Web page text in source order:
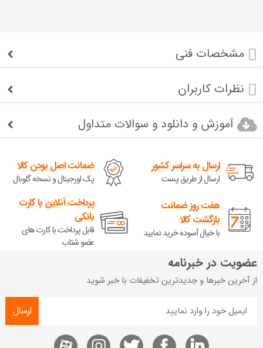
مشخصات فنی
نظرات کاربران
آموزش و دانلود و سوالات متداول
ارسال به سراسر کشور
ارسال از طریق پست
ضمانت اصل بودن کالا
پک اورجینال و نسخه گلوبال
هفت روز ضمانت
بازگشت کالا
با خیال آسوده خرید نمایید
پرداخت آنلاین با کارت
بانکی
قابل پرداخت با کارت های
عضو شتاب
عضویت در خبرنامه
از آخرین خبرها و جدیدترین تخفیفات با خبر شوید
ارسال